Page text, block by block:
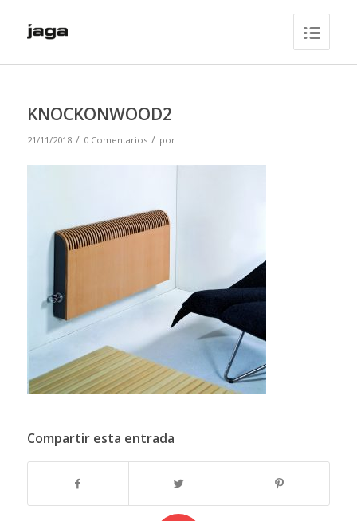
KNOCKONWOOD2
21/11/2018 / 0 Comentarios / por
Compartir esta entrada